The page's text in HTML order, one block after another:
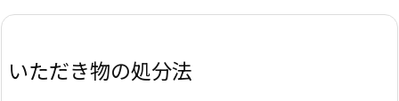
次へ
いただき物の処分法